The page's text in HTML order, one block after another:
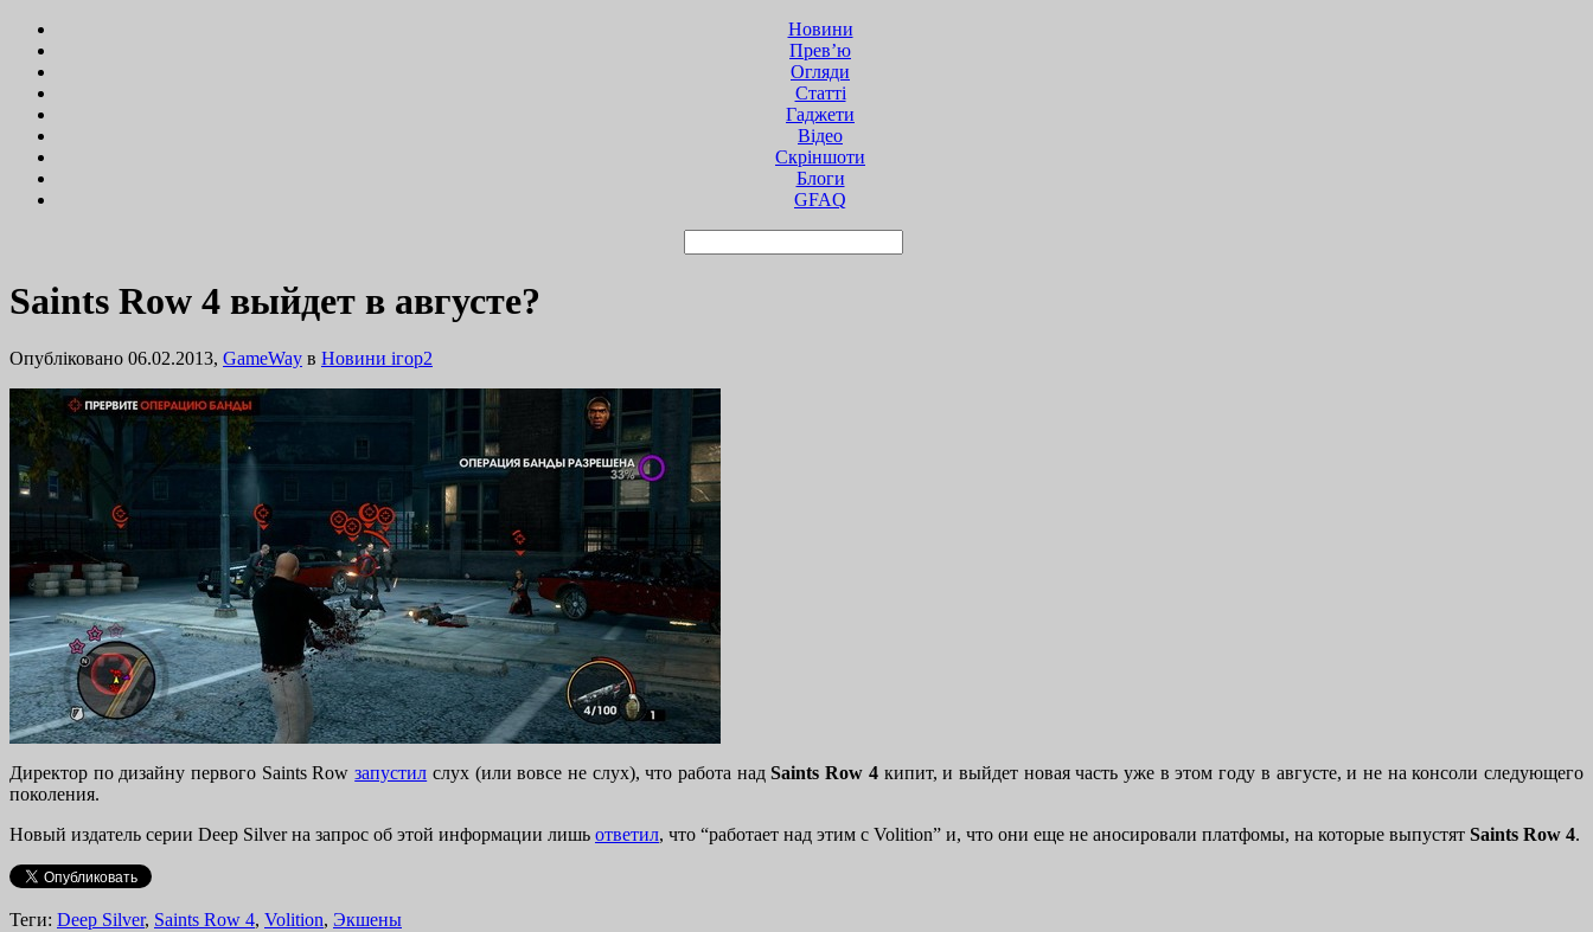
Новини
Прев’ю
Огляди
Статті
Гаджети
Відео
Cкріншоти
Блоги
GFAQ
Saints Row 4 выйдет в августе?
Опубліковано 06.02.2013, GameWay в Новини ігор2
Директор по дизайну первого Saints Rowзапустил слух (или вовсе не слух), что работа надSaints Row 4кипит, и выйдет новая часть уже в этом году в августе, и не на консоли следующего
поколения.
Новый издатель серии Deep Silver на запрос об этой информации лишь ответил, что “работает над этим с Volition” и, что они еще не аносировали платфомы, на которые выпустят Saints Row 4.
Теги: Deep Silver, Saints Row 4, Volition, Экшены